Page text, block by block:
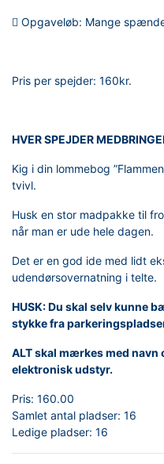
 Opgaveløb: Mange
Pris per spejder: 160kr.
HVER SPEJDER
Kig i din lommebog
tvivl.
Husk en stor madpakke til
når man er ude hele dagen.
Det er en god ide med lidt
udendørsovernatning i telte.
HUSK: Du skal selv kunne
stykke fra
ALT skal mærkes med navn
elektronisk udstyr.
Pris: 160.00
Samlet antal pladser: 16
Ledige pladser: 16